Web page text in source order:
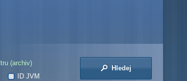
(archiv)
ID JVM
Hledej